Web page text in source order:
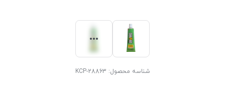
شناسه محصول: KCP-28863